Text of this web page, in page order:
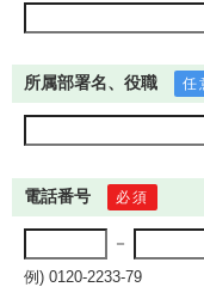
所属部署名、役職 任
電話番号 必須
－
例) 0120-2233-79